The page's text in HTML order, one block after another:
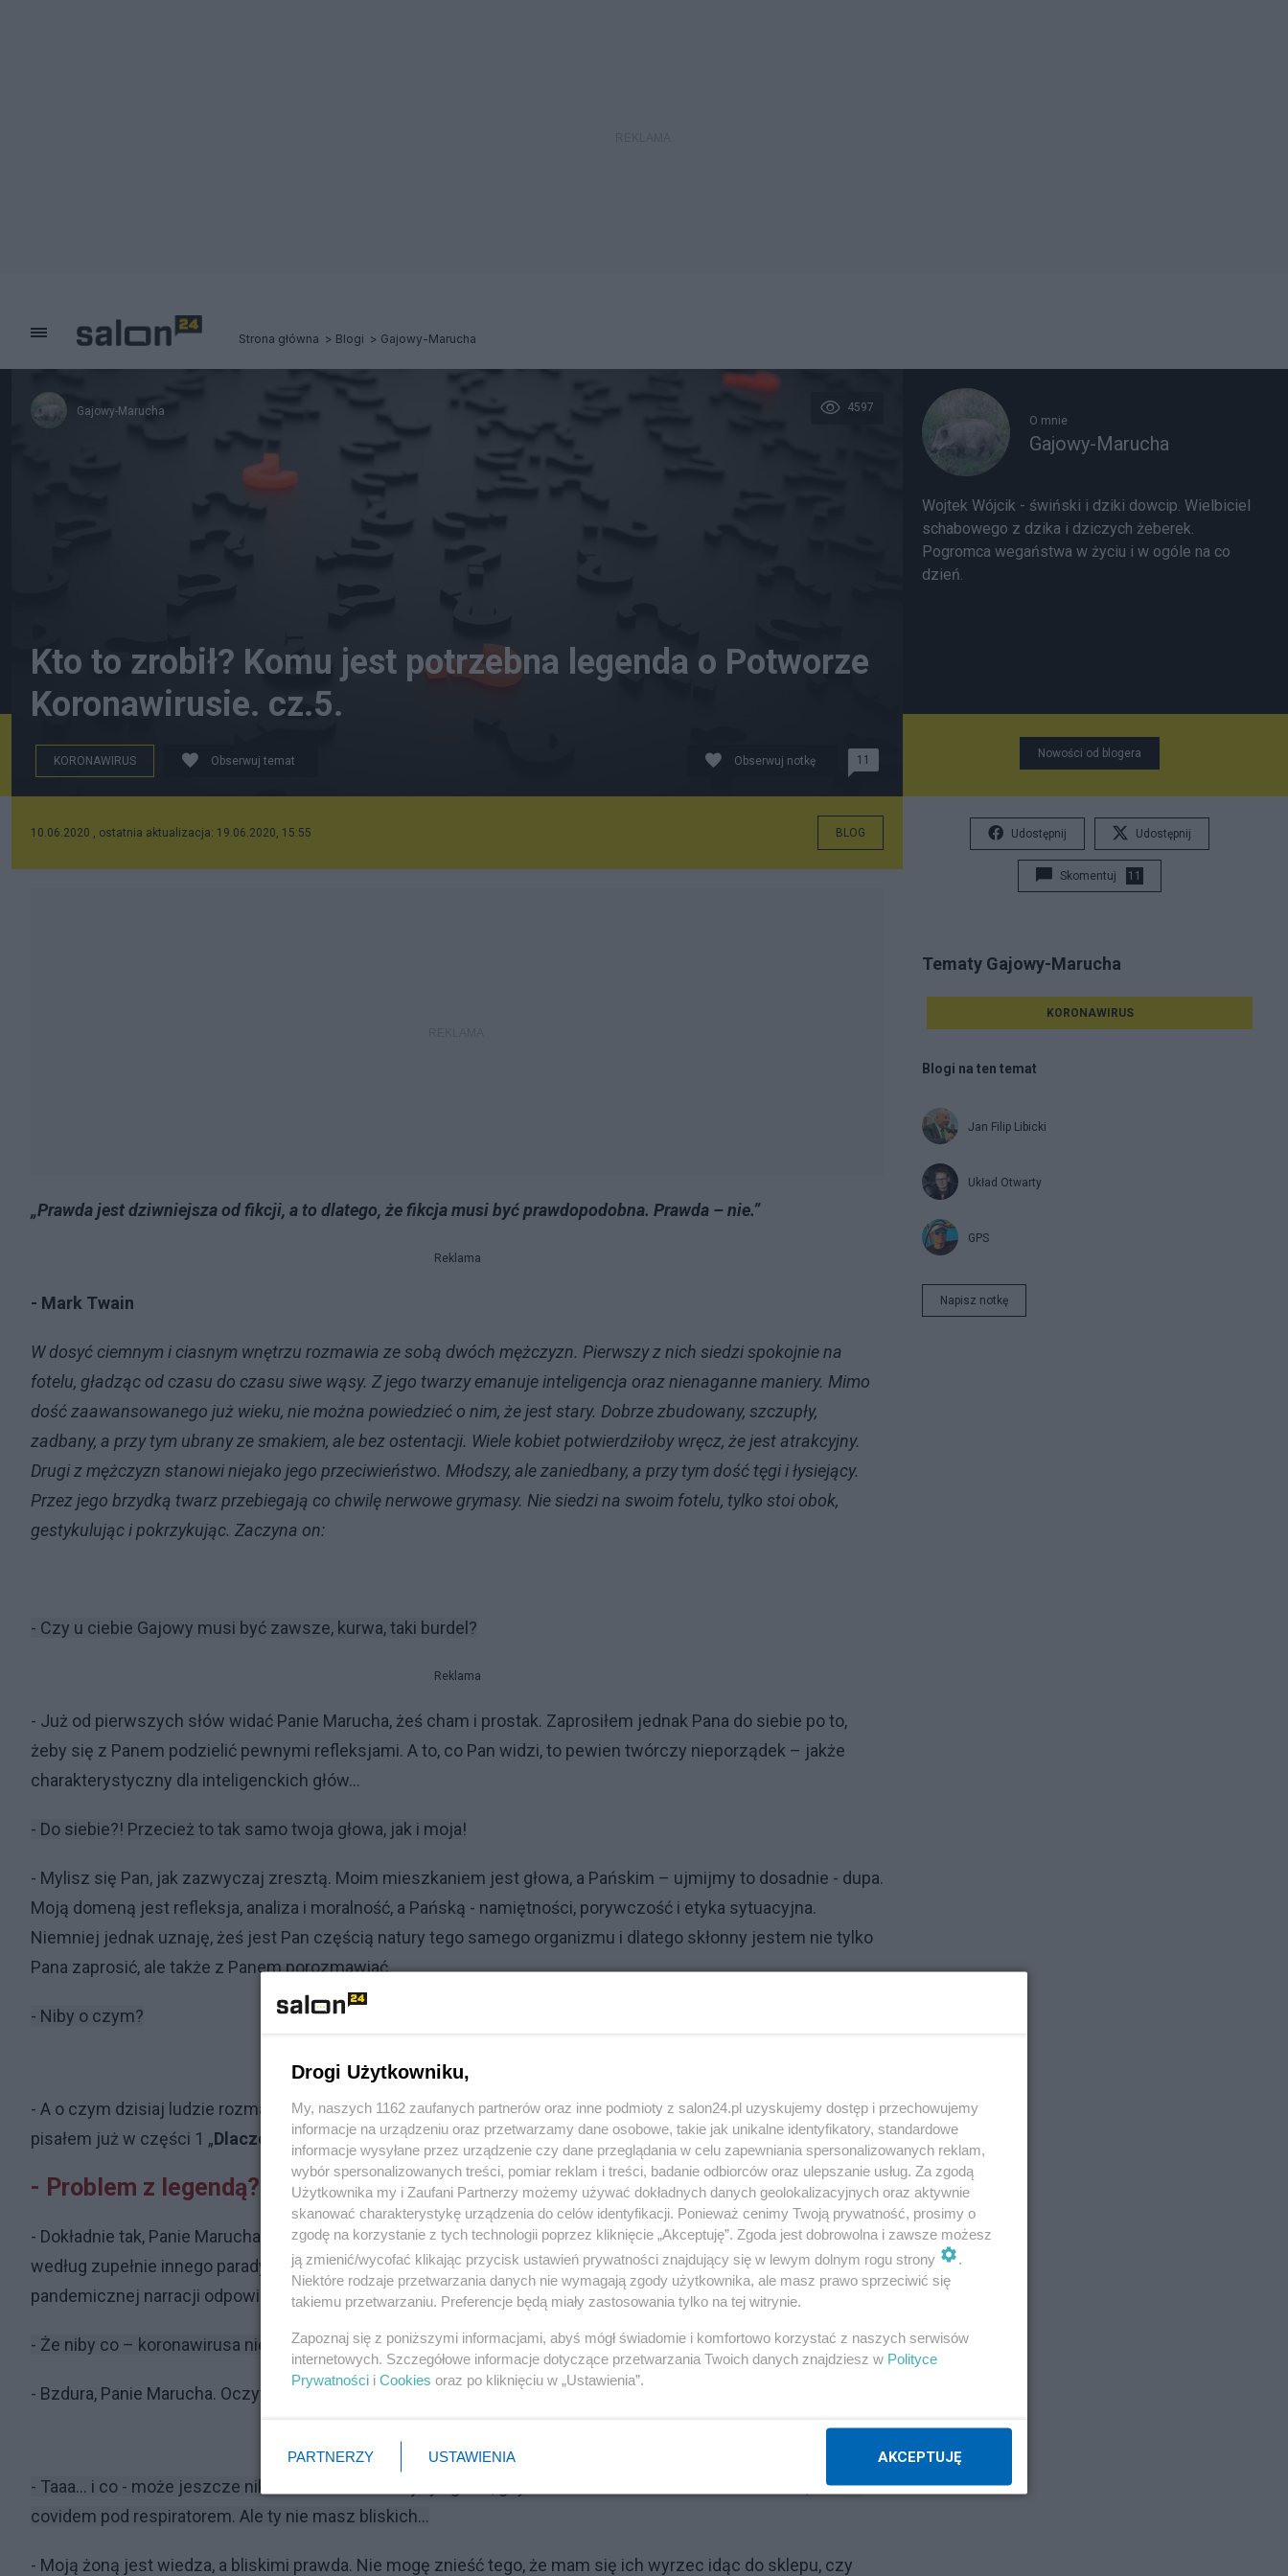
Strona główna Blogi Gajowy-Marucha
Gajowy-Marucha 4597
Kto to zrobił? Komu jest potrzebna legenda o Potworze
Koronawirusie. cz.5.
KORONAWIRUS Obserwuj temat Obserwuj notkę 11
10.06.2020 , ostatnia aktualizacja: 19.06.2020, 15:55 BLOG
„Prawda jest dziwniejsza od fikcji, a to dlatego, że fikcja musi być prawdopodobna. Prawda – nie.”
Reklama
- Mark Twain
W dosyć ciemnym i ciasnym wnętrzu rozmawia ze sobą dwóch mężczyzn. Pierwszy z nich siedzi spokojnie na
fotelu, gładząc od czasu do czasu siwe wąsy. Z jego twarzy emanuje inteligencja oraz nienaganne maniery. Mimo
dość zaawansowanego już wieku, nie można powiedzieć o nim, że jest stary. Dobrze zbudowany, szczupły,
zadbany, a przy tym ubrany ze smakiem, ale bez ostentacji. Wiele kobiet potwierdziłoby wręcz, że jest atrakcyjny.
Drugi z mężczyzn stanowi niejako jego przeciwieństwo. Młodszy, ale zaniedbany, a przy tym dość tęgi i łysiejący.
Przez jego brzydką twarz przebiegają co chwilę nerwowe grymasy. Nie siedzi na swoim fotelu, tylko stoi obok,
gestykulując i pokrzykując. Zaczyna on:
- Czy u ciebie Gajowy musi być zawsze, kurwa, taki burdel?
Reklama
- Już od pierwszych słów widać Panie Marucha, żeś cham i prostak. Zaprosiłem jednak Pana do siebie po to,
żeby się z Panem podzielić pewnymi refleksjami. A to, co Pan widzi, to pewien twórczy nieporządek – jakże
charakterystyczny dla inteligenckich głów...
- Do siebie?! Przecież to tak samo twoja głowa, jak i moja!
- Mylisz się Pan, jak zazwyczaj zresztą. Moim mieszkaniem jest głowa, a Pańskim – ujmijmy to dosadnie - dupa.
Moją domeną jest refleksja, analiza i moralność, a Pańską - namiętności, porywczość i etyka sytuacyjna.
Niemniej jednak uznaję, żeś jest Pan częścią natury tego samego organizmu i dlatego skłonny jestem nie tylko
Pana zaprosić, ale także z Panem porozmawiać.
- Niby o czym?
Reklama
- A o czym dzisiaj ludzie rozmawiają? O pandemii. Mi jednak dokładnie chodzi o problem z jej legendą, o której
pisałem już w części 1 „Dlaczego ludzie uwierzyli?”
- Problem z legendą?
- Dokładnie tak, Panie Marucha. Czuję po prostu rosnący mur między mną a społeczeństwem, które funkcjonuje
według zupełnie innego paradygmatu. Zbyt długo to trwa. Myślę, że najwyższy czas na przeciwstawienie tej
pandemicznej narracji odpowiedniej legendy o wielkiej fikcji.
- Że niby co – koronawirusa nie ma?
- Bzdura, Panie Marucha. Oczywiście, że jest, ale nie ma żadnej pandemii. Jest za to panika, pieniądze i polityka.
- Taaa... i co - może jeszcze nikt nie umarł? Inaczej byś gadał, gdy to ktoś z twoich bliskich zachorował, leżał z
covidem pod respiratorem. Ale ty nie masz bliskich...
- Moją żoną jest wiedza, a bliskimi prawda. Nie mogę znieść tego, że mam się ich wyrzec idąc do sklepu, czy
O mnie
Gajowy-Marucha
Wojtek Wójcik - świński i dziki dowcip. Wielbiciel
schabowego z dzika i dziczych żeberek.
Pogromca wegaństwa w życiu i w ogóle na co
dzień.
Nowości od blogera
Udostępnij Udostępnij
Skomentuj 11
Tematy Gajowy-Marucha
KORONAWIRUS
Blogi na ten temat
Jan Filip Libicki
Układ Otwarty
GPS
Napisz notkę
Drogi Użytkowniku,
My, naszych 1162 zaufanych partnerów oraz inne podmioty z salon24.pl uzyskujemy dostęp i przechowujemy
informacje na urządzeniu oraz przetwarzamy dane osobowe, takie jak unikalne identyfikatory, standardowe
informacje wysyłane przez urządzenie czy dane przeglądania w celu zapewniania spersonalizowanych reklam,
wybór spersonalizowanych treści, pomiar reklam i treści, badanie odbiorców oraz ulepszanie usług. Za zgodą
Użytkownika my i Zaufani Partnerzy możemy używać dokładnych danych geolokalizacyjnych oraz aktywnie
skanować charakterystykę urządzenia do celów identyfikacji. Ponieważ cenimy Twoją prywatność, prosimy o
zgodę na korzystanie z tych technologii poprzez kliknięcie „Akceptuję”. Zgoda jest dobrowolna i zawsze możesz
ją zmienić/wycofać klikając przycisk ustawień prywatności znajdujący się w lewym dolnym rogu strony
.
Niektóre rodzaje przetwarzania danych nie wymagają zgody użytkownika, ale masz prawo sprzeciwić się
takiemu przetwarzaniu. Preferencje będą miały zastosowania tylko na tej witrynie.
Zapoznaj się z poniższymi informacjami, abyś mógł świadomie i komfortowo korzystać z naszych serwisów
internetowych. Szczegółowe informacje dotyczące przetwarzania Twoich danych znajdziesz w Polityce
Prywatności i Cookies oraz po kliknięciu w „Ustawienia”.
PARTNERZY USTAWIENIA AKCEPTUJĘ